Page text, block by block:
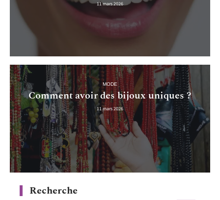
11 mars 2026
MODE
Comment avoir des bijoux uniques ?
11 mars 2026
Recherche